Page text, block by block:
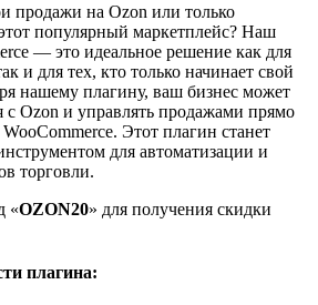
продажи на Ozon или только
популярный маркетплейс? Наш
— это идеальное решение как для
и для тех, кто только начинает свой
нашему плагину, ваш бизнес может
с Ozon и управлять продажами прямо
Этот плагин станет
для автоматизации и
торговли.
«OZON20» для получения скидки
плагина: